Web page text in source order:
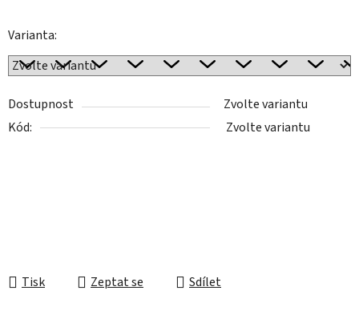
Varianta:
Dostupnost
Zvolte variantu
Kód:
Zvolte variantu
Tisk Zeptat se Sdílet